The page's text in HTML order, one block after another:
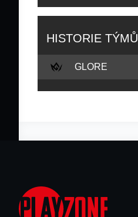
HISTORIE TÝMŮ
GLORE